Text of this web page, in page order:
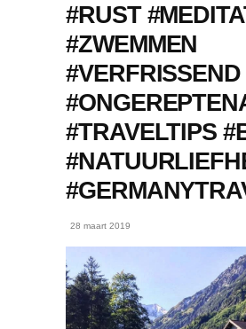
#RUST
#ZWEMMEN
#VERFRISSEND
#TRAVELTIPS
28 maart 2019